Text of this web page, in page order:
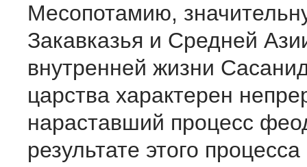
Месопотамию,
Закавказья и Средней
внутренней жизни
царства характерен
нараставший процесс
результате этого